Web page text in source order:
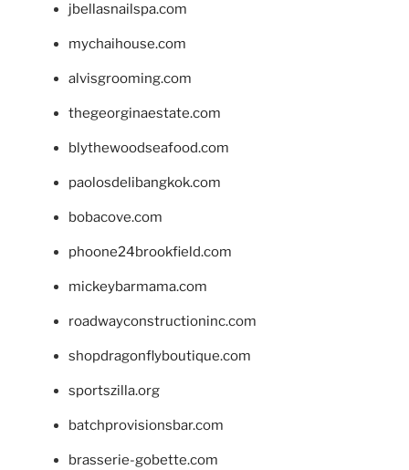
jbellasnailspa.com
mychaihouse.com
alvisgrooming.com
thegeorginaestate.com
blythewoodseafood.com
paolosdelibangkok.com
bobacove.com
phoone24brookfield.com
mickeybarmama.com
roadwayconstructioninc.com
shopdragonflyboutique.com
sportszilla.org
batchprovisionsbar.com
brasserie-gobette.com